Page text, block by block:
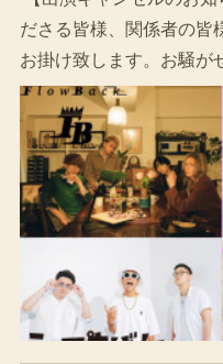
ださる皆様、関係者の皆
お掛け致します。お騒